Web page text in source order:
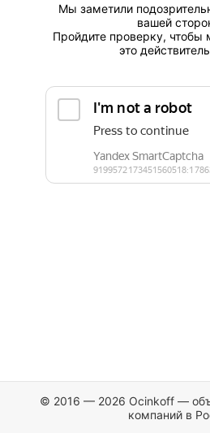
Мы заметили
вашей
Пройдите проверку, чтобы
это
© 2016 — 2026 Ocinkoff —
компаний в